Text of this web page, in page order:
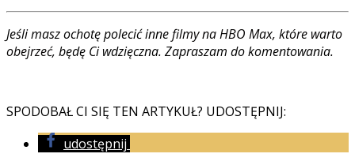
Jeśli masz ochotę polecić innefilmy na HBO Max, które warto
obejrzeć, będę Ci wdzięczna. Zapraszam do komentowania.
SPODOBAŁ CI SIĘ TEN ARTYKUŁ? UDOSTĘPNIJ:
udostępnij